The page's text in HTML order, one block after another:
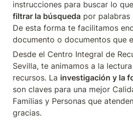
filtrar la búsqueda por palabras
De esta forma te facilitamos
documento o documentos que
Desde el Centro Integral de
Sevilla, te animamos a la
recursos. La investigación y la
son claves para una mejor
Familias y Personas que
gracias.